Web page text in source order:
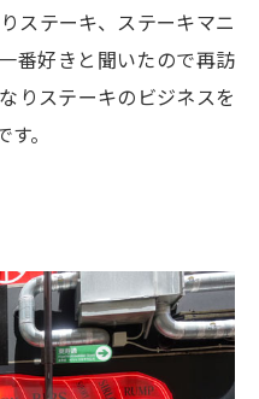
ステーキ、ステーキマニ
番好きと聞いたので再訪
りステーキのビジネスを
。